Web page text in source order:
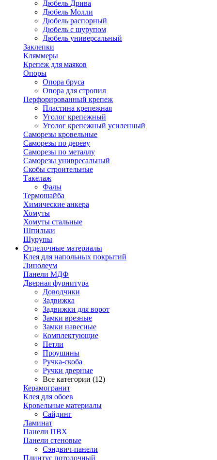
Дюбель Дрива
Дюбель Молли
Дюбель распорный
Дюбель с шурупом
Дюбель универсальный
Заклепки
Кляммеры
Крепеж для маяков
Опоры
Опора бруса
Опора для стропил
Перфорированный крепеж
Пластина крепежная
Уголог крепежный
Уголог крепежный усиленный
Саморезы кровельные
Саморезы по дереву
Саморезы по металлу
Саморезы унивресальный
Скобы строительные
Такелаж
Фалы
Термошайба
Химические анкера
Хомуты
Хомуты стальные
Шпильки
Шурупы
Отделочные материалы
Клея для напольных покрытий
Линолеум
Панели МДФ
Дверная фурнитура
Доводчики
Задвижка
Задвижки для ворот
Замки врезные
Замки навесные
Комплектующие
Петли
Проушины
Ручка-скоба
Ручки дверные
Все категории (12)
Керамогранит
Клея для обоев
Кровельные материалы
Сайдинг
Ламинат
Панели ПВХ
Панели стеновые
Сэндвич-панели
Плинтус потолочный